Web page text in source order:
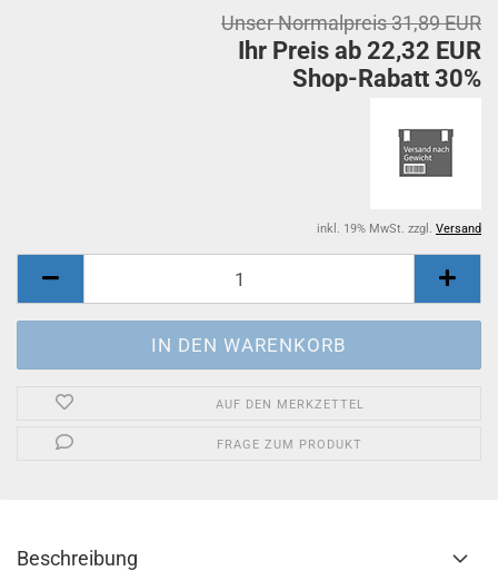
Unser Normalpreis 31,89 EUR
Ihr Preis ab 22,32 EUR
Shop-Rabatt 30%
inkl. 19% MwSt. zzgl. Versand
AUF DEN MERKZETTEL
FRAGE ZUM PRODUKT
Beschreibung